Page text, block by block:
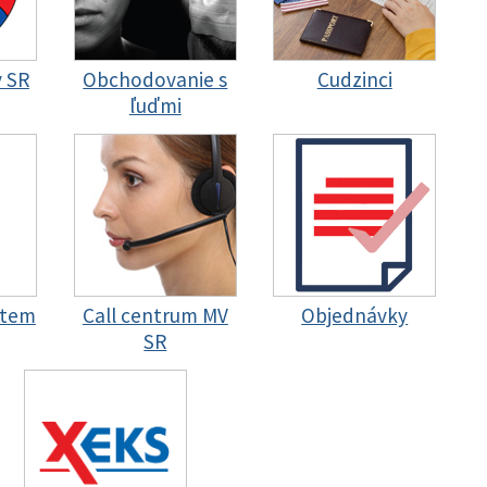
Obchodovanie s
ľuďmi
Cudzinci
Call centrum MV
SR
Objednávky